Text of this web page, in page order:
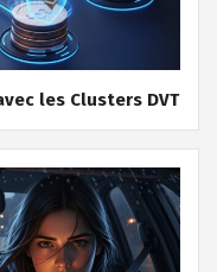
les Clusters DVT